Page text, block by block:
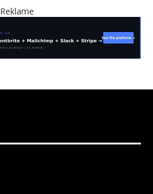
Reklame